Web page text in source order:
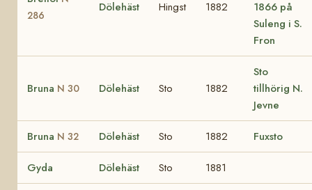
286
Dölehäst Hingst 1882
1866 på
Suleng i S.
Fron
Bruna N 30 Dölehäst Sto 1882
Sto
tillhörig N.
Jevne
Bruna N 32 Dölehäst Sto 1882 Fuxsto
Gyda Dölehäst Sto 1881